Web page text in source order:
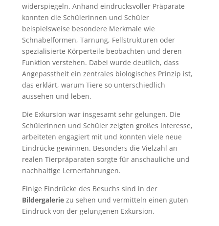
widerspiegeln. Anhand eindrucksvoller Präparate
konnten die Schülerinnen und Schüler
beispielsweise besondere Merkmale wie
Schnabelformen, Tarnung, Fellstrukturen oder
spezialisierte Körperteile beobachten und deren
Funktion verstehen. Dabei wurde deutlich, dass
Angepasstheit ein zentrales biologisches Prinzip ist,
das erklärt, warum Tiere so unterschiedlich
aussehen und leben.
Die Exkursion war insgesamt sehr gelungen. Die
Schülerinnen und Schüler zeigten großes Interesse,
arbeiteten engagiert mit und konnten viele neue
Eindrücke gewinnen. Besonders die Vielzahl an
realen Tierpräparaten sorgte für anschauliche und
nachhaltige Lernerfahrungen.
Einige Eindrücke des Besuchs sind in der
Bildergaleriezu sehen und vermitteln einen guten
Eindruck von der gelungenen Exkursion.